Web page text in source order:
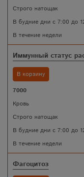
Строго натощак
В будние дни с 7:00 до
В течение недели
Иммунный статус
В корзину
7000
Кровь
Строго натощак
В будние дни с 7:00 до
В течение недели
Фагоцитоз